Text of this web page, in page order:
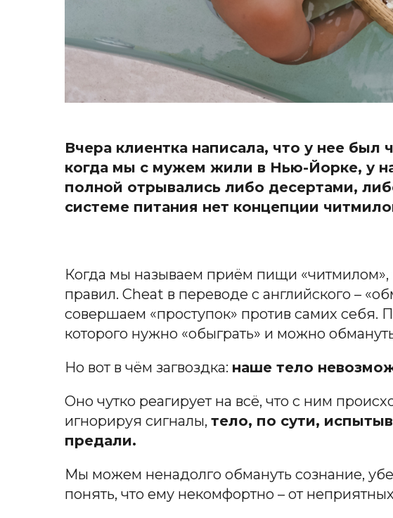
Вчера клиентка написала, что у нее
когда мы с мужем жили в Нью-Йорке, у
полной отрывались либо десертами,
системе питания нет концепции
Когда мы называем приём пищи
правил. Cheat в переводе с английского –
совершаем «проступок» против самих себя.
которого нужно «обыграть» и можно
Но вот в чём загвоздка: наше тело
Оно чутко реагирует на всё, что с ним
игнорируя сигналы, тело, по сути,
предали.
Мы можем ненадолго обмануть сознание,
понять, что ему некомфортно – от